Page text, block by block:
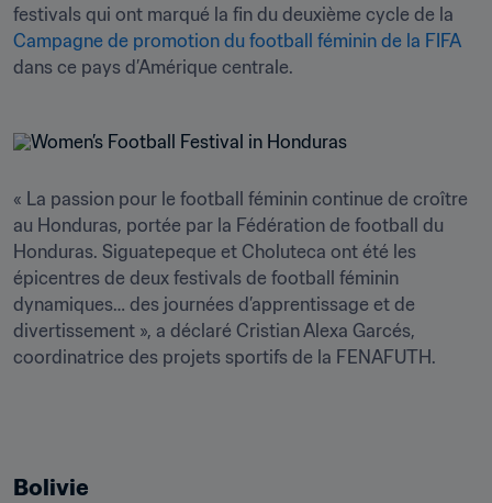
Campagne de promotion du football féminin de la FIFA
dans ce pays d’Amérique centrale.
« La passion pour le football féminin continue de croître
au Honduras, portée par la Fédération de football du
Honduras. Siguatepeque et Choluteca ont été les
épicentres de deux festivals de football féminin
dynamiques… des journées d’apprentissage et de
divertissement », a déclaré Cristian Alexa Garcés,
coordinatrice des projets sportifs de la FENAFUTH.
Bolivie